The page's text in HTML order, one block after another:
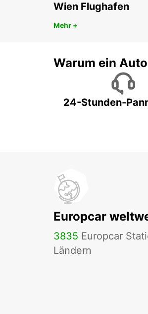
Wien Flughafen
Mehr +
Warum ein
24-Stunden-
Europcar
3835 Europcar
Ländern